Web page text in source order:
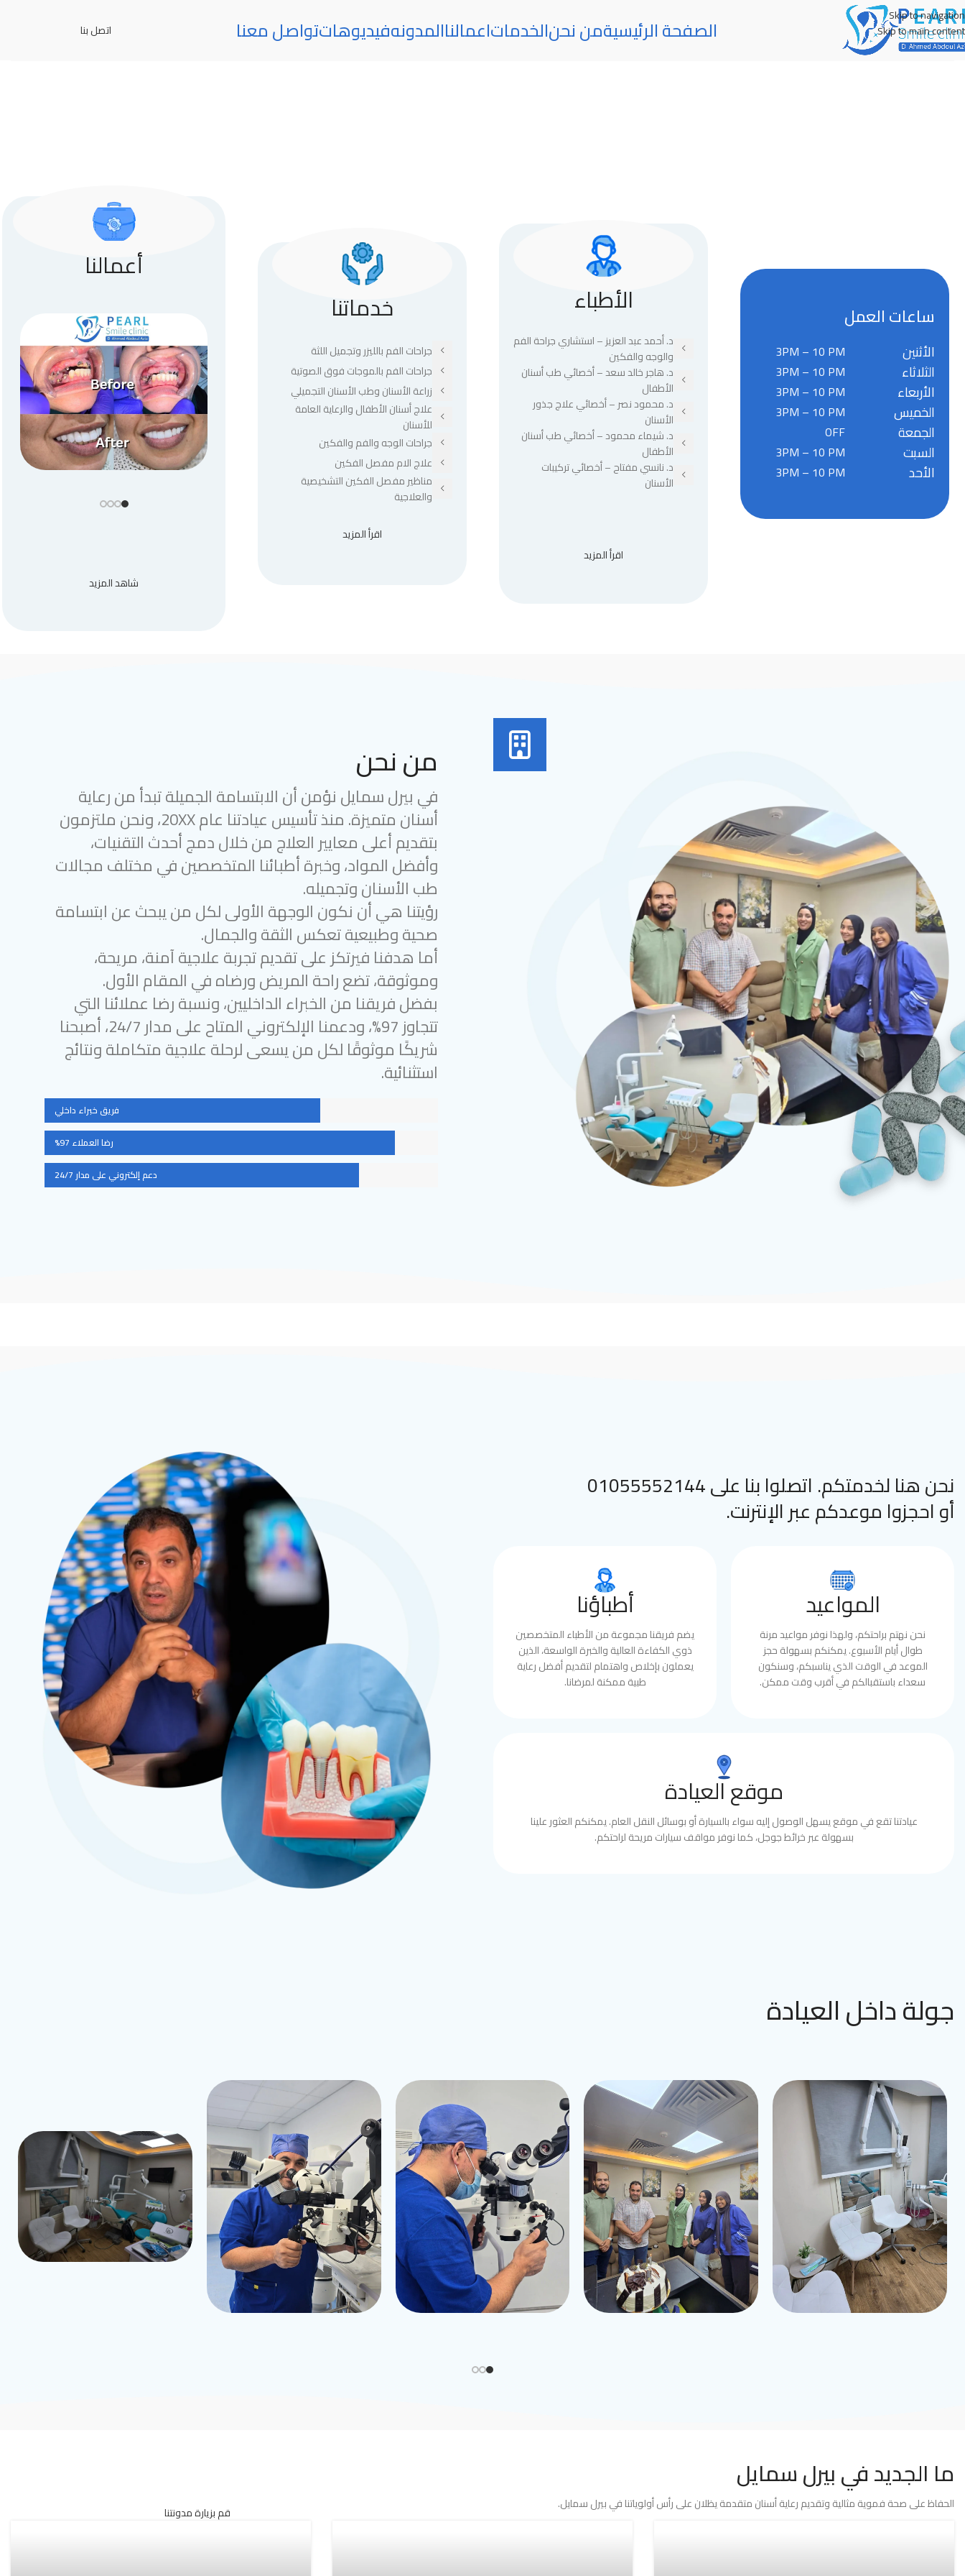
Skip to navigation
Skip to main content
الصفحة الرئيسيةمن نحنالخدماتاعمالناالمدونهفيديوهاتتواصل معنا اتصل بنا
ساعات العمل
3PM – 10 PM الأثنين
3PM – 10 PM الثلاثاء
3PM – 10 PM الأربعاء
3PM – 10 PM الخميس
OFF الجمعة
3PM – 10 PM السبت
3PM – 10 PM الأحد
الأطباء
د. أحمد عبد العزيز – استشاري جراحة الفم
والوجه والفكين
د. هاجر خالد سعد – أخصائي طب أسنان
الأطفال
د. محمود نصر – أخصائي علاج جذور
الأسنان
د. شيماء محمود – أخصائي طب أسنان
الأطفال
د. نانسي مفتاح – أخصائي تركيبات
الأسنان
اقرأ المزيد
خدماتنا
جراحات الفم بالليزر وتجميل اللثة
جراحات الفم بالموجات فوق الصوتية
زراعة الأسنان وطب الأسنان التجميلي
علاج أسنان الأطفال والرعاية العامة
للأسنان
جراحات الوجه والفم والفكين
علاج الام مفصل الفكين
مناظير مفصل الفكين التشخيصية
والعلاجية
اقرأ المزيد
أعمالنا
شاهد المزيد
من نحن
في بيرل سمايل نؤمن أن الابتسامة الجميلة تبدأ من رعاية
أسنان متميزة. منذ تأسيس عيادتنا عام 20XX، ونحن ملتزمون
بتقديم أعلى معايير العلاج من خلال دمج أحدث التقنيات،
وأفضل المواد، وخبرة أطبائنا المتخصصين في مختلف مجالات
طب الأسنان وتجميله.
رؤيتنا هي أن نكون الوجهة الأولى لكل من يبحث عن ابتسامة
صحية وطبيعية تعكس الثقة والجمال.
أما هدفنا فيرتكز على تقديم تجربة علاجية آمنة، مريحة،
وموثوقة، تضع راحة المريض ورضاه في المقام الأول.
بفضل فريقنا من الخبراء الداخليين، ونسبة رضا عملائنا التي
تتجاوز 97%، ودعمنا الإلكتروني المتاح على مدار 24/7، أصبحنا
شريكًا موثوقًا لكل من يسعى لرحلة علاجية متكاملة ونتائج
استثنائية.
فريق خبراء داخلي
رضا العملاء 97%
دعم إلكتروني على مدار 24/7
نحن هنا لخدمتكم. اتصلوا بنا على 01055552144
أو احجزوا موعدكم عبر الإنترنت.
أطباؤنا
يضم فريقنا مجموعة من الأطباء المتخصصين
ذوي الكفاءة العالية والخبرة الواسعة، الذين
يعملون بإخلاص واهتمام لتقديم أفضل رعاية
طبية ممكنة لمرضانا.
المواعيد
نحن نهتم براحتكم، ولهذا نوفر مواعيد مرنة
طوال أيام الأسبوع. يمكنكم بسهولة حجز
الموعد في الوقت الذي يناسبكم، وسنكون
سعداء باستقبالكم في أقرب وقت ممكن.
موقع العيادة
عيادتنا تقع في موقع يسهل الوصول إليه سواء بالسيارة أو بوسائل النقل العام. يمكنكم العثور علينا
بسهولة عبر خرائط جوجل، كما نوفر مواقف سيارات مريحة لراحتكم.
جولة داخل العيادة
قم بزيارة مدونتنا
ما الجديد في بيرل سمايل
الحفاظ على صحة فموية مثالية وتقديم رعاية أسنان متقدمة يظلان على رأس أولوياتنا في بيرل سمايل.